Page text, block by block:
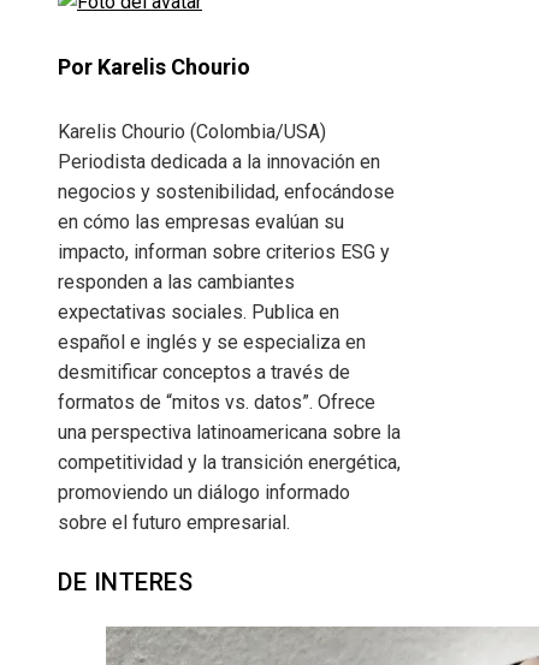
Por Karelis Chourio
Karelis Chourio (Colombia/USA)
Periodista dedicada a la innovación en
negocios y sostenibilidad, enfocándose
en cómo las empresas evalúan su
impacto, informan sobre criterios ESG y
responden a las cambiantes
expectativas sociales. Publica en
español e inglés y se especializa en
desmitificar conceptos a través de
formatos de “mitos vs. datos”. Ofrece
una perspectiva latinoamericana sobre la
competitividad y la transición energética,
promoviendo un diálogo informado
sobre el futuro empresarial.
DE INTERES